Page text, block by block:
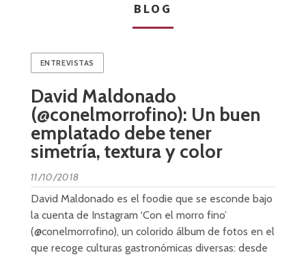
BLOG
ENTREVISTAS
David Maldonado
(@conelmorrofino): Un buen
emplatado debe tener
simetría, textura y color
11/10/2018
David Maldonado es el foodie que se esconde bajo
la cuenta de Instagram ‘Con el morro fino’
(@conelmorrofino), un colorido álbum de fotos en el
que recoge culturas gastronómicas diversas: desde